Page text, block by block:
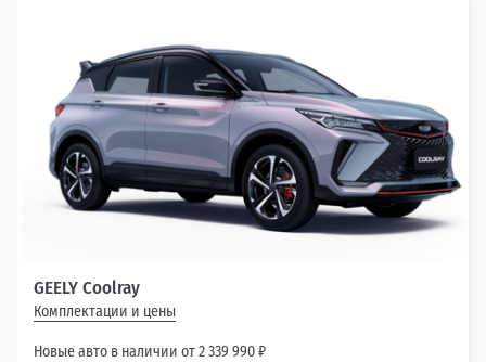
GEELY Coolray
Комплектации и цены
Новые авто в наличии от 2 339 990 ₽